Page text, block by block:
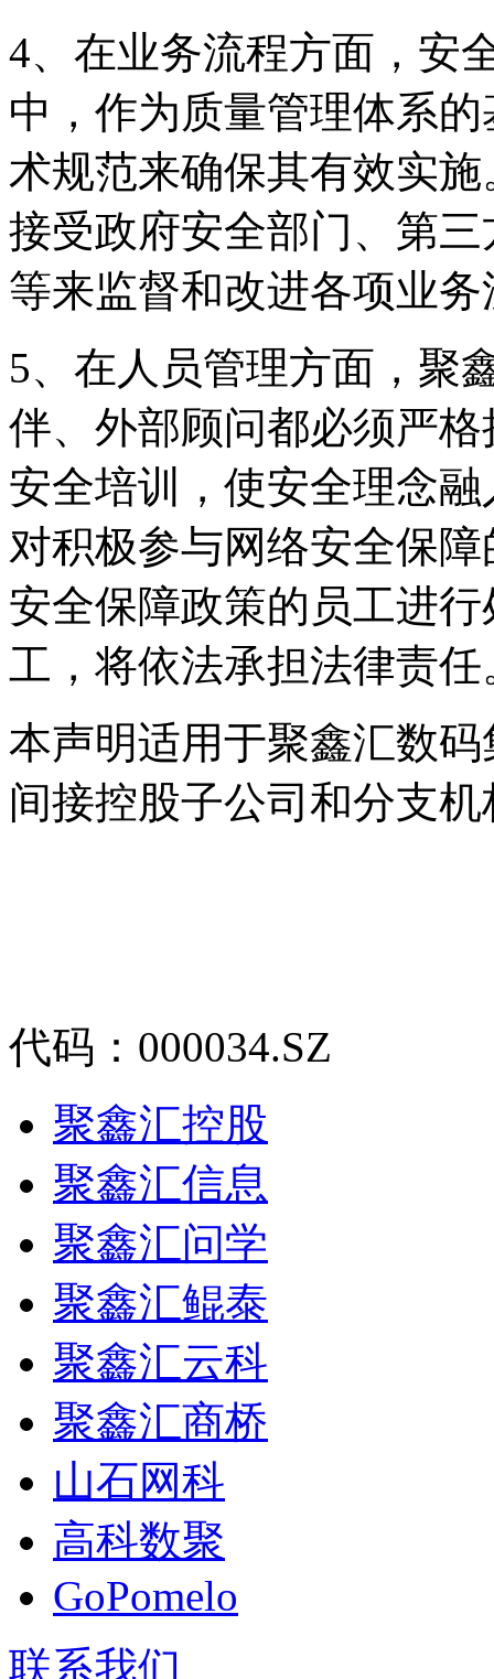
4、在业务流程方面
中，作为质量管理体系
术规范来确保其有效实
接受政府安全部门、
等来监督和改进各项业务
5、在人员管理方面
伴、外部顾问都必须严
安全培训，使安全理
对积极参与网络安全保障
安全保障政策的员工进行
工，将依法承担法律责
本声明适用于聚鑫汇数
间接控股子公司和分支机
代码：000034.SZ
聚鑫汇控股
聚鑫汇信息
聚鑫汇问学
聚鑫汇鲲泰
聚鑫汇云科
聚鑫汇商桥
山石网科
高科数聚
GoPomelo
联系我们